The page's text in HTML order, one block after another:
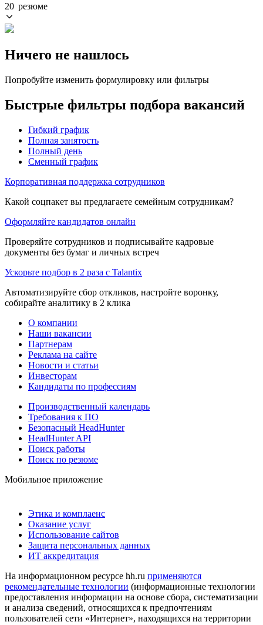
20 резюме
Ничего не нашлось
Попробуйте изменить формулировку или фильтры
Быстрые фильтры подбора вакансий
Гибкий график
Полная занятость
Полный день
Сменный график
Корпоративная поддержка сотрудников
Какой соцпакет вы предлагаете семейным сотрудникам?
Оформляйте кандидатов онлайн
Проверяйте сотрудников и подписывайте кадровые
документы без бумаг и личных встреч
Ускорьте подбор в 2 раза с Talantix
Автоматизируйте сбор откликов, настройте воронку,
собирайте аналитику в 2 клика
О компании
Наши вакансии
Партнерам
Реклама на сайте
Новости и статьи
Инвесторам
Кандидаты по профессиям
Производственный календарь
Требования к ПО
Безопасный HeadHunter
HeadHunter API
Поиск работы
Поиск по резюме
Мобильное приложение
Этика и комплаенс
Оказание услуг
Использование сайтов
Защита персональных данных
ИТ аккредитация
На информационном ресурсе hh.ru применяются
рекомендательные технологии (информационные технологии
предоставления информации на основе сбора, систематизации
и анализа сведений, относящихся к предпочтениям
пользователей сети «Интернет», находящихся на территории